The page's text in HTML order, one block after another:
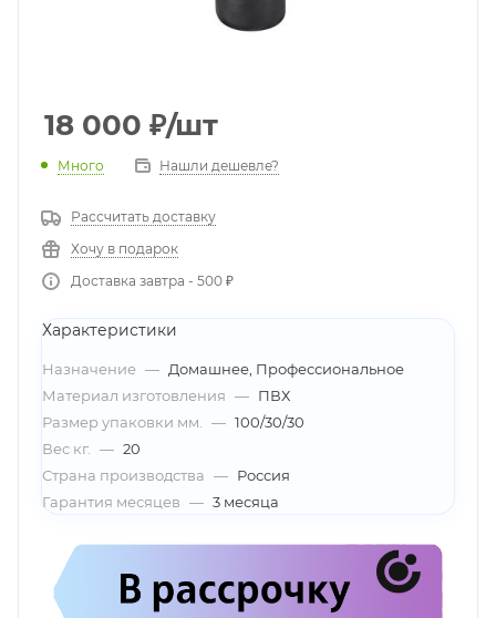
18 000 ₽/шт
Много Нашли дешевле?
Рассчитать доставку
Хочу в подарок
Доставка завтра - 500 ₽
Характеристики
Назначение — Домашнее, Профессиональное
Материал изготовления — ПВХ
Размер упаковки мм.
— 100/30/30
Вес кг.
— 20
Страна производства — Россия
Гарантия месяцев — 3 месяца